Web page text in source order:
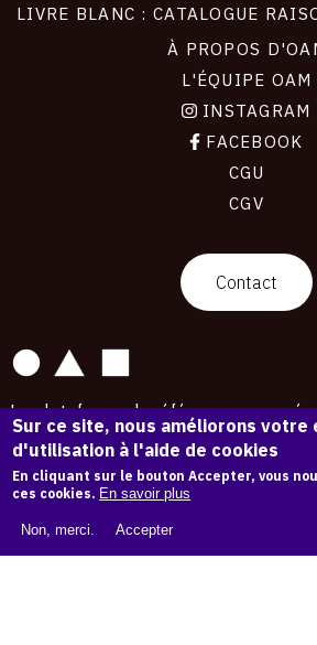
LIVRE BLANC : CATALOGUE
À PROPOS
L'ÉQUIPE OAM
INSTAGRAM
FACEBOOK
CGU
CGV
Contact
La plateforme de référence pour
conserver et promouvoir l'Histoire de
Des catalogues raisonnés aux archives
d'expositions.
43 254 œuvres d'art — 7 587
Copyright © OAM 2026. Tous droits réservés.
Sur ce site, nous améliorons votre
d'utilisation à l'aide de cookies
En cliquant sur le bouton Accepter, vous
ces cookies. En savoir plus
Non, merci. Accepter